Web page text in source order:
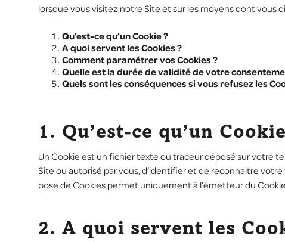
lorsque vous visitez notre Site et sur les moyens dont vous
Qu’est-ce qu’un Cookie ?
A quoi servent les Cookies ?
Comment paramétrer vos Cookies ?
Quelle est la durée de validité de votre
Quels sont les conséquences si vous refusez les
1. Qu’est-ce qu’un
Un Cookie est un fichier texte ou traceur déposé sur votre
Site ou autorisé par vous, d’identifier et de reconnaitre
pose de Cookies permet uniquement à l’émetteur du
2. A quoi servent les